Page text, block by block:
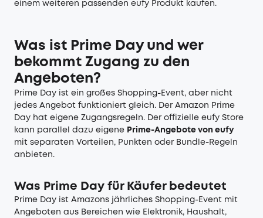
einem weiteren passenden eufy Produkt kaufen.
Was ist Prime Day und wer
bekommt Zugang zu den
Angeboten?
Prime Day ist ein großes Shopping-Event, aber nicht
jedes Angebot funktioniert gleich. Der Amazon Prime
Day hat eigene Zugangsregeln. Der offizielle eufy Store
kann parallel dazu eigene Prime-Angebote von eufy
mit separaten Vorteilen, Punkten oder Bundle-Regeln
anbieten.
Was Prime Day für Käufer bedeutet
Prime Day ist Amazons jährliches Shopping-Event mit
Angeboten aus Bereichen wie Elektronik, Haushalt,